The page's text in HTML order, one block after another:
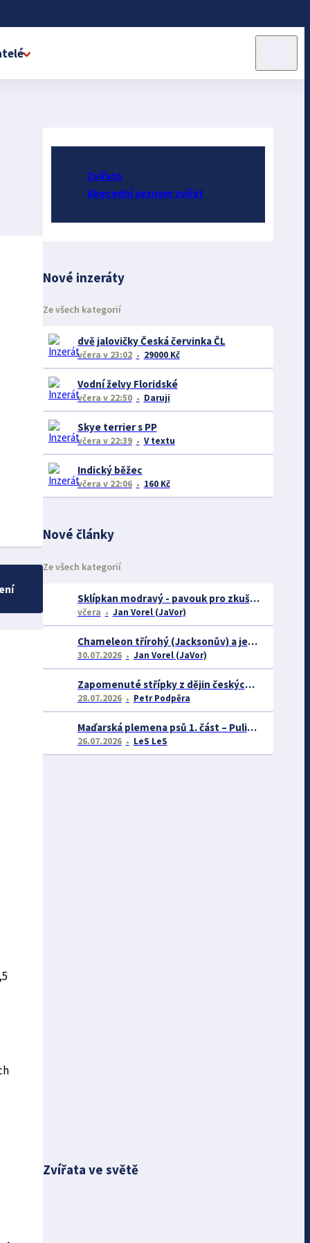
Zvířata
Abecední seznam zvířat
Nové inzeráty
Ze všech kategorií
dvě jalovičky Česká červinka ČL
včera v 23:02 29000 Kč
Vodní želvy Floridské
včera v 22:50 Daruji
Skye terrier s PP
včera v 22:39 V textu
Indický běžec
včera v 22:06 160 Kč
Nové články
Ze všech kategorií
Sklípkan modravý - pavouk pro zkušené chovatele
včera Jan Vorel (JaVor)
Chameleon třírohý (Jacksonův) a jeho chov
30.07.2026 Jan Vorel (JaVor)
Zapomenuté střípky z dějin českých exotářů - 3.část
28.07.2026 Petr Podpěra
Maďarská plemena psů 1. část – Puli, Komondor
26.07.2026 LeS LeS
Zvířata ve světě